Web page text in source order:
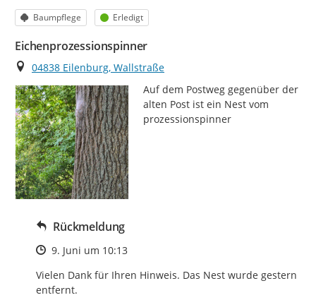
Kategorie
Baumpflege Status
Erledigt
Eichenprozessionspinner
Ort
04838 Eilenburg, Wallstraße
Auf dem Postweg gegenüber der
alten Post ist ein Nest vom
prozessionspinner
Rückmeldung
Zeitpunkt des Erstellens
9. Juni um 10:13
Vielen Dank für Ihren Hinweis. Das Nest wurde gestern
entfernt.